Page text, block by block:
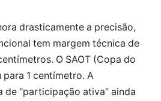
drasticamente a precisão,
tem margem técnica de
O SAOT (Copa do
1 centímetro. A
de “participação ativa” ainda